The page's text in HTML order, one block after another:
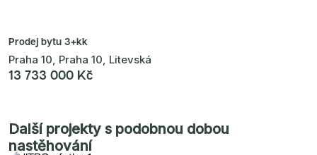
Prodej bytu 3+kk
Praha 10, Praha 10, Litevská
13 733 000 Kč
Další projekty s podobnou dobou
nastěhování